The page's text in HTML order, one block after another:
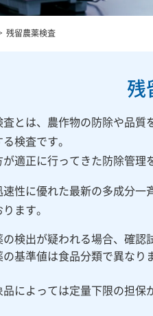
残留農薬検査
残
とは、農作物の防除や品
検査です。
適正に行ってきた防除管理
性に優れた最新の多成分
ます。
検出が疑われる場合、確認
基準値は食品分類で異な
によっては定量下限の担